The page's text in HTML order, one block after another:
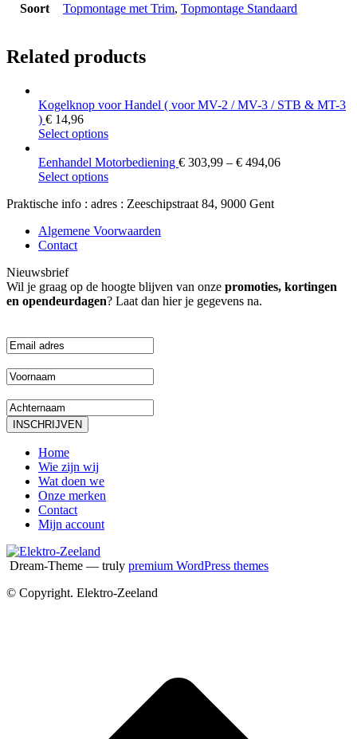
Soort Topmontage met Trim, Topmontage Standaard
Related products
Kogelknop voor Handel ( voor MV-2 / MV-3 / STB & MT-3
) € 14,96
Select optionsThis
has
multiple
The
may
the
product
Eenhandel Motorbediening € 303,99 – € 494,06
Select optionsThis
has
variants.
be
chosen
Praktische info : adres : Zeeschipstraat 84, 9000 Gent
Algemene Voorwaarden
Contact
Nieuwsbrief
Wil je graag op de hoogte blijven van onze promoties, kortingen
en opendeurdagen? Laat dan hier je gegevens na.
Home
Wie zijn wij
Wat doen we
Onze merken
Contact
Mijn account
Dream-Theme — truly premium WordPress themes
© Copyright. Elektro-Zeeland